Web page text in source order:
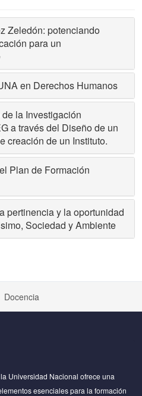
Zeledón: potenciando
para un
en Derechos Humanos
la Investigación
a través del Diseño de un
creación de un Instituto.
Plan de Formación
pertinencia y la oportunidad
Sociedad y Ambiente
Docencia
Universidad Nacional ofrece una
esenciales para la formación